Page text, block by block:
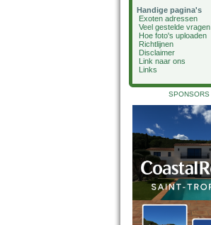
Handige pagina's
Exoten adressen
Veel gestelde vragen
Hoe foto's uploaden
Richtlijnen
Disclaimer
Link naar ons
Links
SPONSORS